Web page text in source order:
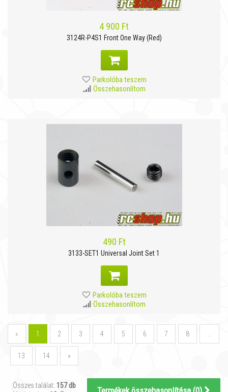
4 900 Ft
3124R-P4S1 Front One Way (Red)
Parkolóba teszem
Összehasonlítom
490 Ft
3133-SET1 Universal Joint Set 1
Parkolóba teszem
Összehasonlítom
« 1 2 3 4 5 6 7 8 ...
13 14 »
Összes találat: 157 db